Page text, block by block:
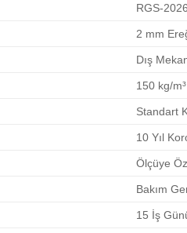
RGS-2026
2 mm
Dış
150 kg/
Standart
10 Yıl
Ölçüye
Bakım
15 İş